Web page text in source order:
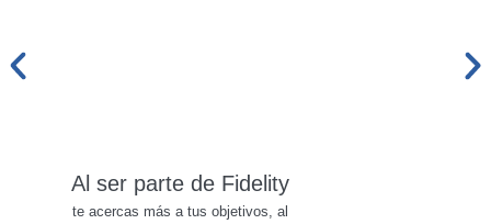
Al ser parte de Fidelity
te acercas más a tus objetivos, al